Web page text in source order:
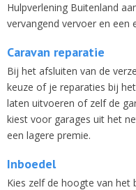
Hulpverlening Buitenland
vervangend vervoer en een
Caravan reparatie
Bij het afsluiten van de
keuze of je reparaties bij
laten uitvoeren of zelf de
kiest voor garages uit het
een lagere premie.
Inboedel
Kies zelf de hoogte van het